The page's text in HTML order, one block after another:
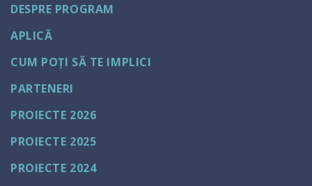
DESPRE PROGRAM
APLICĂ
CUM POȚI SĂ TE IMPLICI
PARTENERI
PROIECTE 2026
PROIECTE 2025
PROIECTE 2024